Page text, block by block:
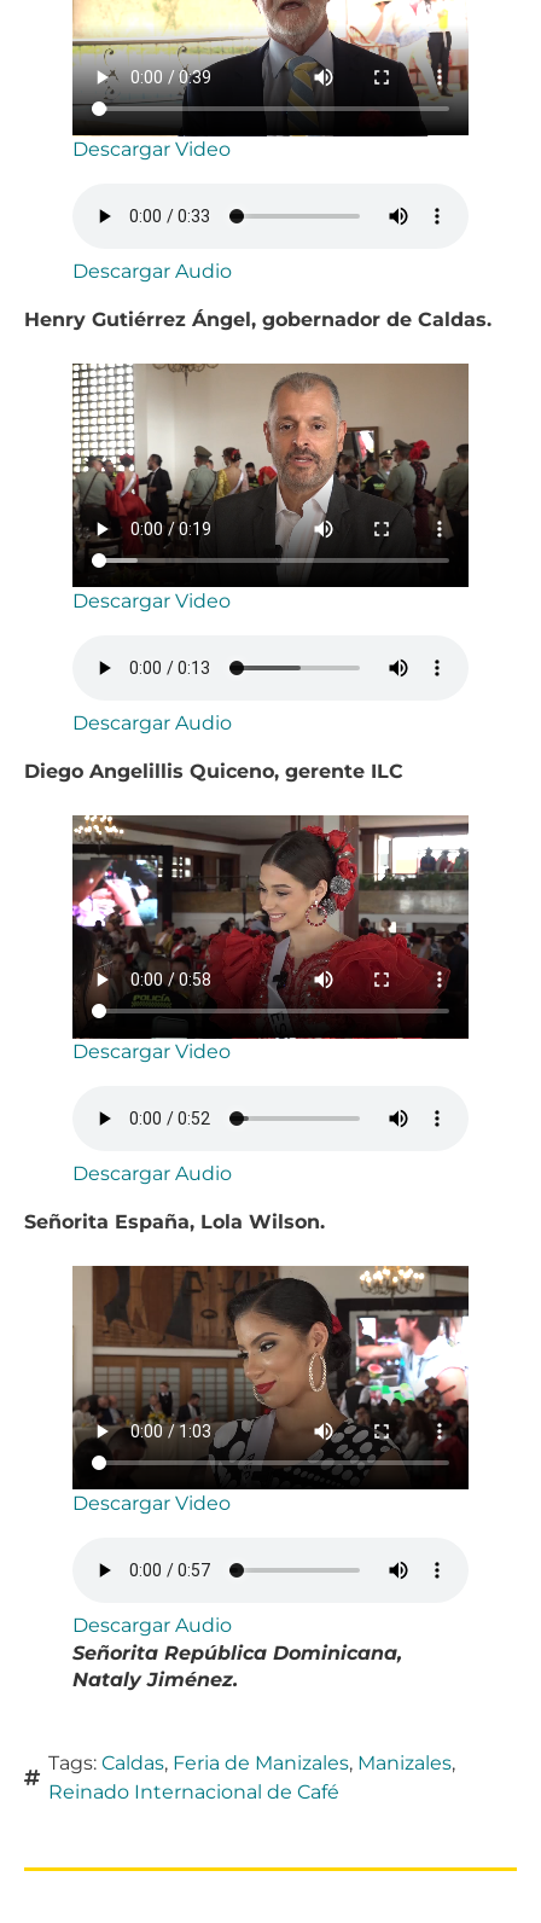
Descargar Video
Descargar Audio
Henry Gutiérrez Ángel, gobernador de Caldas.
Descargar Video
Descargar Audio
Diego Angelillis Quiceno, gerente ILC
Descargar Video
Descargar Audio
Señorita España, Lola Wilson.
Descargar Video
Descargar Audio
Señorita República Dominicana,
Nataly Jiménez.
Tags: Caldas, Feria de Manizales, Manizales,
Reinado Internacional de Café